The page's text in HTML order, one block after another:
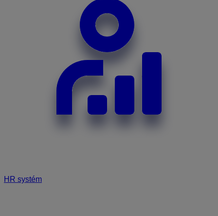
HR systém